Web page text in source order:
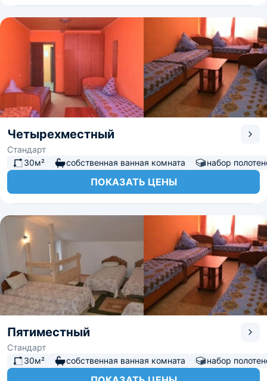
желании можно организовать туристические слеты,
семейные торжества или незабываемые вечеринки.
Четырехместный
Стандарт
30м²
собственная ванная комната набор
ПОКАЗАТЬ ЦЕНЫ
Пятиместный
Стандарт
30м²
собственная ванная комната набор